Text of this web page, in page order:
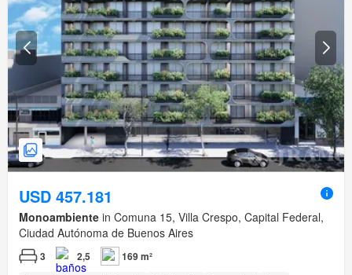
USD 457.181
Monoambiente in Comuna 15, Villa Crespo, Capital Federal,
Ciudad Autónoma de Buenos Aires
3 2,5 169 m²